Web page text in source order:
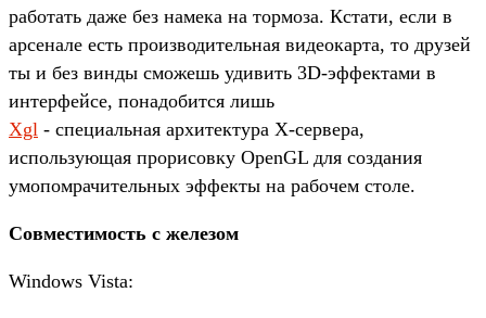
работать даже без намека на тормоза. Кстати, если в
арсенале есть производительная видеокарта, то друзей
ты и без винды сможешь удивить 3D-эффектами в
интерфейсе, понадобится лишь
Xgl - специальная архитектура X-сервера,
использующая прорисовку OpenGL для создания
умопомрачительных эффекты на рабочем столе.
Совместимость с железом
Windows Vista: